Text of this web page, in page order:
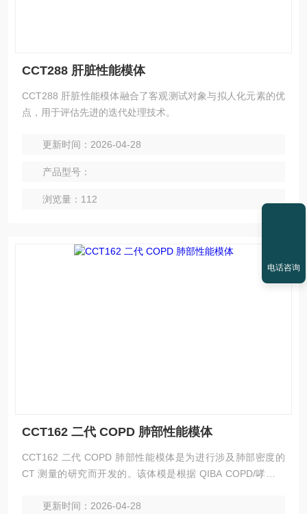
CCT288 肝脏性能模体
CCT288 肝脏性能模体融合了客观测试对象与拟人化元素的优
点，用于评估先进的迭代处理技术。
更新时间：2026-04-28
产品型号：
浏览量：112
CCT162 二代 COPD 肺部性能模体
CCT162 二代 COPD 肺部性能模体是为进行涉及肺部密度的
CT 测量的研究而开发的。该体模是根据 QIBA COPD/哮喘技
证测试程序，而是旨在为临床研究中使用的 CT 扫描仪提供额
更新时间：2026-04-28
电话咨询